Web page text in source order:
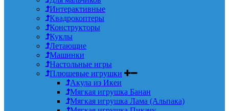
Интерактивные
Квадрокоптеры
Конструкторы
Куклы
Летающие
Машинки
Настольные игры
Плюшевые игрушки
Акула из Икеи
Мягкая игрушка Банан
Мягкая игрушка Лама (Альпака)